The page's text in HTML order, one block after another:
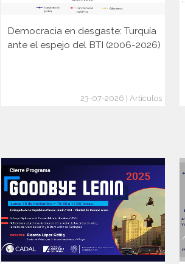
Democracia en desgaste: Turquía
ante el espejo del BTI (2006-2026)
23-07-2026 | Artículos